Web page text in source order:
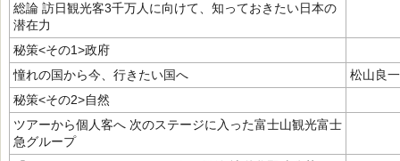
総論 訪日観光客3千万人に向けて、知っておきたい日本の
潜在力
秘策<その1>政府
憧れの国から今、行きたい国へ
松山良
秘策<その2>自然
ツアーから個人客へ 次のステージに入った富士山観光富士
急グループ